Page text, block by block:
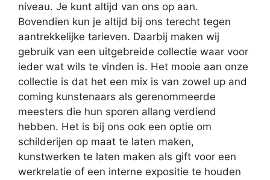
niveau. Je kunt altijd van ons op aan.
Bovendien kun je altijd bij ons terecht tegen
aantrekkelijke tarieven. Daarbij maken wij
gebruik van een uitgebreide collectie waar voor
ieder wat wils te vinden is. Het mooie aan onze
collectie is dat het een mix is van zowel up and
coming kunstenaars als gerenommeerde
meesters die hun sporen allang verdiend
hebben. Het is bij ons ook een optie om
schilderijen op maat te laten maken,
kunstwerken te laten maken als gift voor een
werkrelatie of een interne expositie te houden